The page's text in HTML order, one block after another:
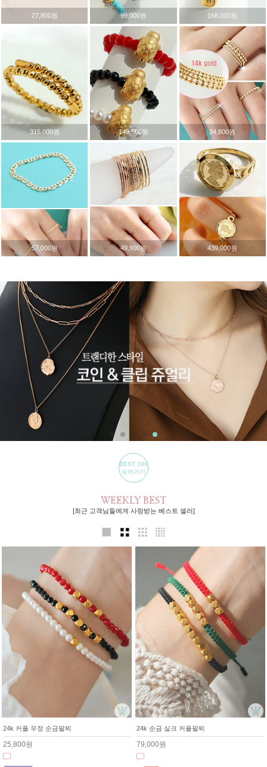
27,800원 99,000원 168,000원
315,000원 149,500원 34,800원
57,000원 49,900원 439,000원
BEST 100
보러가기
WEEKLY BEST
[최근 고객님들에게 사랑받는 베스트 셀러]
24k 커플 우정 순금팔찌
25,800원
24k 순금 실크 커플팔찌
79,000원